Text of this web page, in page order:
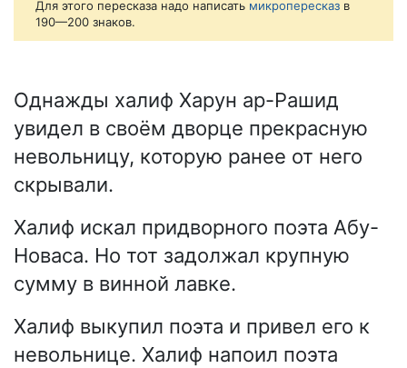
Для этого пересказа надо написать микропересказ в
190—200 знаков.
Однажды халиф Харун ар-Рашид
увидел в своём дворце прекрасную
невольницу, которую ранее от него
скрывали.
Халиф искал придворного поэта Абу-
Новаса. Но тот задолжал крупную
сумму в винной лавке.
Халиф выкупил поэта и привел его к
невольнице. Халиф напоил поэта